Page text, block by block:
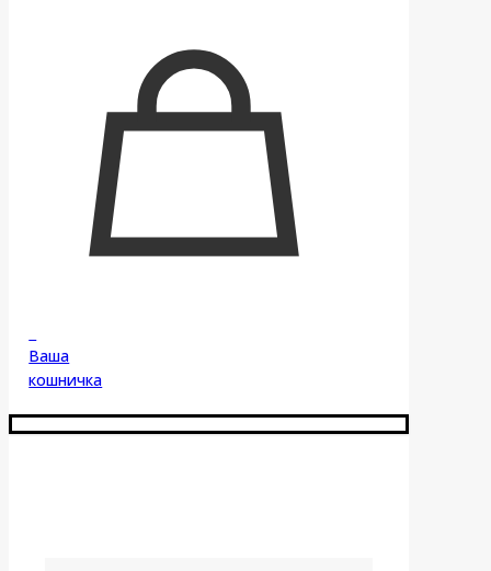
Ваша
кошничка